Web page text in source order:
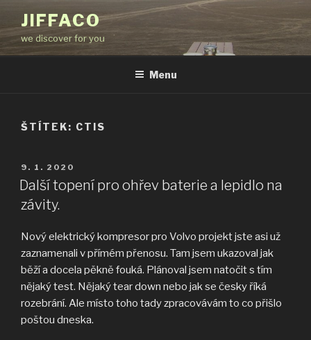
obsahu
webu
JIFFACO
we discover for you
Menu
ŠTÍTEK: CTIS
PUBLIKOVÁNO
9. 1. 2020
Další topení pro ohřev baterie a lepidlo na
závity.
Nový elektrický kompresor pro Volvo projekt jste asi už
zaznamenali v přímém přenosu. Tam jsem ukazoval jak
běží a docela pěkně fouká. Plánoval jsem natočit s tím
nějaký test. Nějaký tear down nebo jak se česky říká
rozebrání. Ale místo toho tady zpracovávám to co přišlo
poštou dneska.